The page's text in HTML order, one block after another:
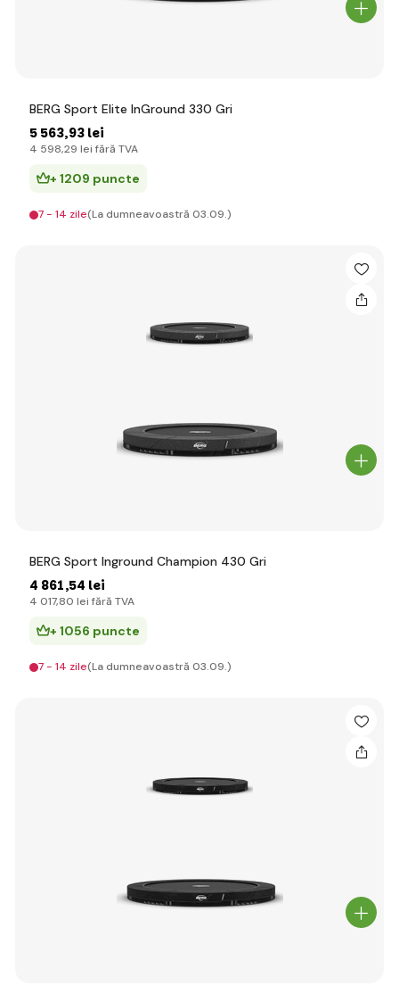
BERG Sport Elite InGround 330 Gri
5 563,93 lei
4 598,29 lei fără TVA
+ 1209 puncte
7 - 14 zile(La dumneavoastră 03.09.)
BERG Sport Inground Champion 430 Gri
4 861,54 lei
4 017,80 lei fără TVA
+ 1056 puncte
7 - 14 zile(La dumneavoastră 03.09.)